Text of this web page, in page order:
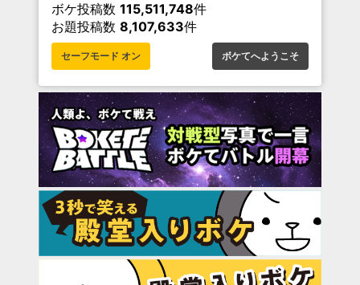
ボケ投稿数 115,511,748件
お題投稿数 8,107,633件
セーフモード オン ボケてへようこそ